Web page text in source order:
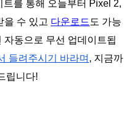
를 통해 오늘부터 Pixel 2,
을 수 있고 다운로드 도 가능
동으로 무선 업데이트됩
들려주시기 바라며 , 지금까
립니다!